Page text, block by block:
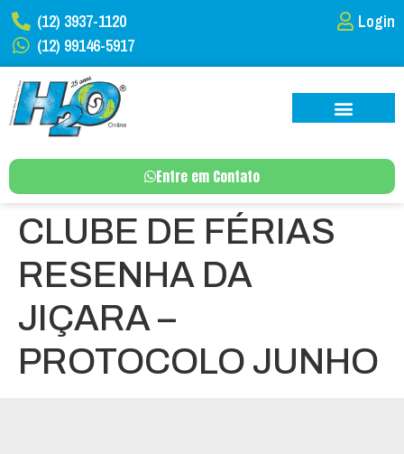
(12) 3937-1120
(12) 99146-5917
Login
Entre em Contato
CLUBE DE FÉRIAS
RESENHA DA
JIÇARA –
PROTOCOLO JUNHO